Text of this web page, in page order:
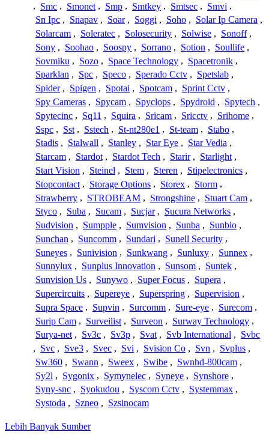
, Smc , Smonet , Smp , Smtkey , Smtsec , Smvi ,
Sn Ipc , Snapav , Soar , Soggi , Soho , Solar Ip Camera ,
Solarcam , Soleratec , Solosecurity , Solwise , Sonoff ,
Sony , Soohao , Soospy , Sorrano , Sotion , Soullife ,
Sovmiku , Sozo , Space Technology , Spacetronik ,
Sparklan , Spc , Speco , Sperado Cctv , Spetslab ,
Spider , Spigen , Spotai , Spotcam , Sprint Cctv ,
Spy Cameras , Spycam , Spyclops , Spydroid , Spytech ,
Spytecinc , Sq11 , Squira , Sricam , Sricctv , Srihome ,
Sspc , Sst , Sstech , St-nt280e1 , St-team , Stabo ,
Stadis , Stalwall , Stanley , Star Eye , Star Vedia ,
Starcam , Stardot , Stardot Tech , Starir , Starlight ,
Start Vision , Steinel , Stem , Steren , Stipelectronics ,
Stopcontact , Storage Options , Storex , Storm ,
Strawberry , STROBEAM , Strongshine , Stuart Cam ,
Styco , Suba , Sucam , Sucjar , Sucura Networks ,
Sudvision , Sumpple , Sumvision , Sunba , Sunbio ,
Sunchan , Suncomm , Sundari , Sunell Security ,
Suneyes , Sunivision , Sunkwang , Sunluxy , Sunnex ,
Sunnylux , Sunplus Innovation , Sunsom , Suntek ,
Sunvision Us , Sunywo , Super Focus , Supera ,
Supercircuits , Supereye , Superspring , Supervision ,
Supra Space , Supvin , Surcomm , Sure-eye , Surecom ,
Surip Cam , Surveilist , Surveon , Surway Technology ,
Surya-net , Sv3c , Sv3p , Svat , Svb International , Svbc
, Svc , Sve3 , Svec , Svi , Svision Co , Svn , Svplus ,
Sw360 , Swann , Sweex , Swibe , Swnhd-800cam ,
Sy2l , Sygonix , Symynelec , Syneye , Synshore ,
Syny-snc , Syokudou , Syscom Cctv , Systemmax ,
Systoda , Szneo , Szsinocam
Lebih Banyak Sumber